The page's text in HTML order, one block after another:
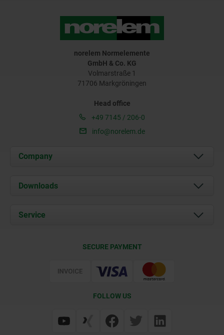
norelem Normelemente
GmbH & Co. KG
Volmarstraße 1
71706 Markgröningen
Head office
+49 7145 / 206-0
info@norelem.de
Company
About us
Career
Downloads
Service
Web Support
SECURE PAYMENT
FOLLOW US